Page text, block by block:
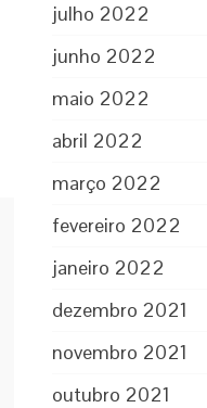
julho 2022
junho 2022
maio 2022
abril 2022
março 2022
fevereiro 2022
janeiro 2022
dezembro 2021
novembro 2021
outubro 2021